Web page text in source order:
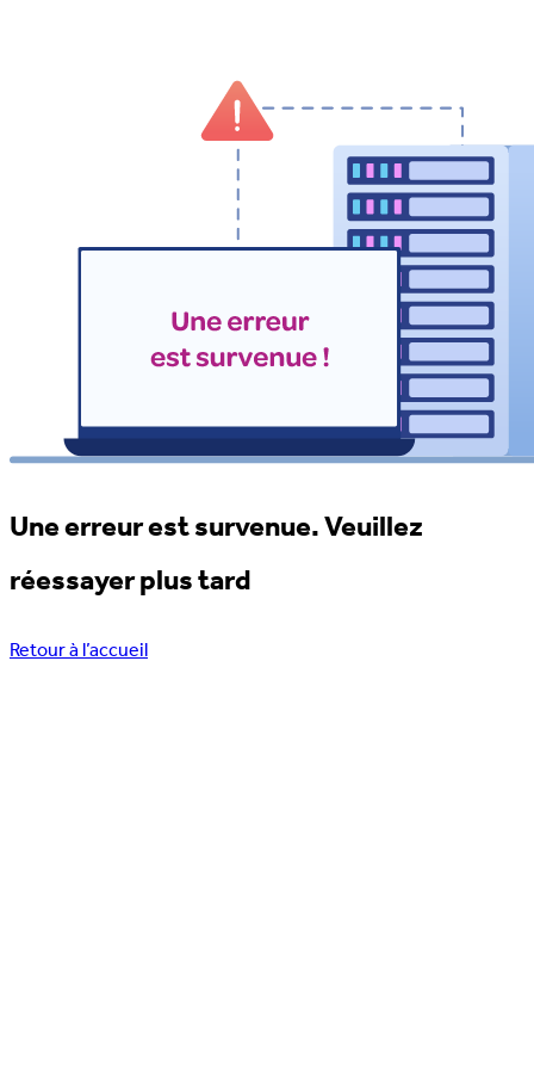
Une erreur est survenue. Veuillez
réessayer plus tard
Retour à l’accueil